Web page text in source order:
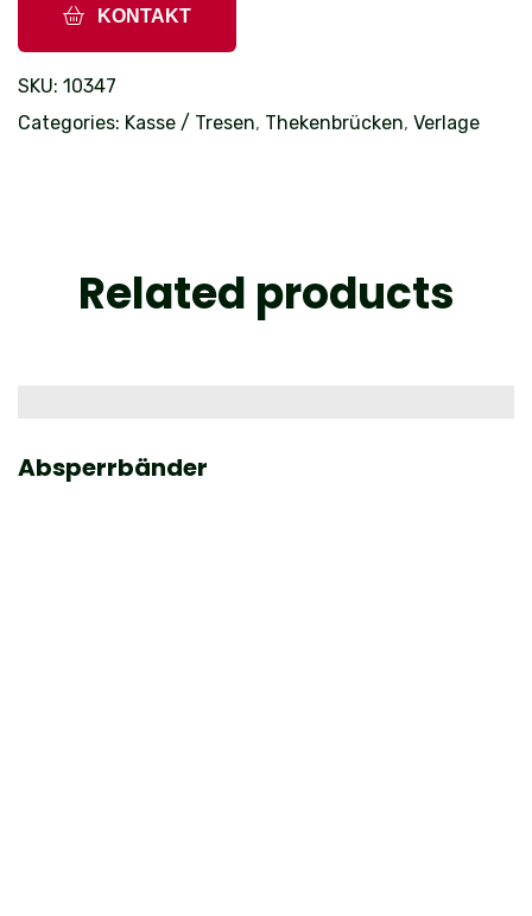
KONTAKT
SKU: 10347
Categories: Kasse / Tresen, Thekenbrücken, Verlage
Related products
Absperrbänder